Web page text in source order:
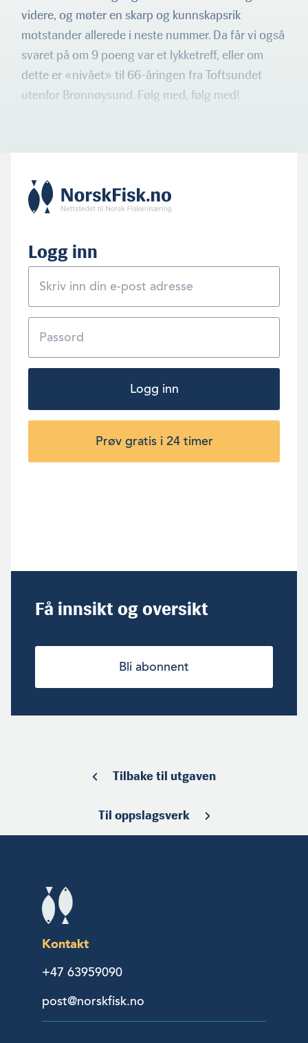
videre, og møter en skarp og kunnskapsrik
motstander allerede i neste nummer. Da får vi også
svaret på om 9 poeng var et lykketreff, eller om
dette er «nivået» til 66-åringen fra Toftsundet
utenfor Brønnøysund. Følg med, følg med!
Logg inn
Logg inn
Prøv gratis i 24 timer
Få innsikt og oversikt
Bli abonnent
Tilbake til utgaven
Til oppslagsverk
Kontakt
+47 63959090
post@norskfisk.no